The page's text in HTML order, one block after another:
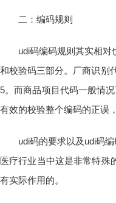
二：编码规则
udi码编码规则其实相对也
和校验码三部分。厂商识别
5。而商品项目代码一般情
有效的校验整个编码的正误
udi码的要求以及udi码编
医疗行业当中这是非常特殊
有实际作用的。